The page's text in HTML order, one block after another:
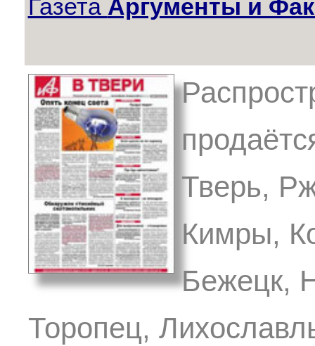
Газета Аргументы и
Тверь,
Кимры,
Бежецк,
Торопец,